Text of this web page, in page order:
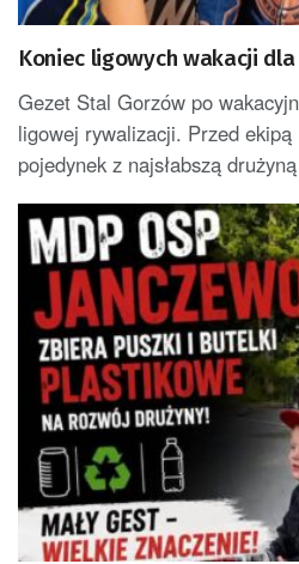
Koniec ligowych wakacji
Gezet Stal Gorzów po
ligowej rywalizacji. Przed
pojedynek z najsłabszą